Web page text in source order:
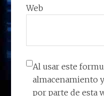
Web
Al usar este
almacenamiento
por parte de esta